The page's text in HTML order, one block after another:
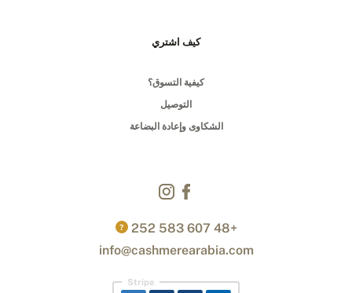
كيف اشتري
كيفية التسوق؟
التوصيل
الشكاوى وإعادة البضاعة
+48 607 583 252
?
info@cashmerearabia.com
Stripe